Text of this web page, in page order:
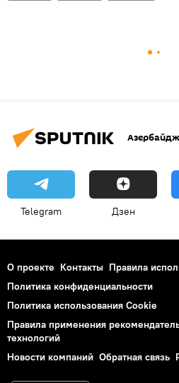
Telegram Дзен
О проекте Контакты Правила
Политика конфиденциальности
Политика использования Cookie
Правила применения
технологий
Новости компаний Обратная связь